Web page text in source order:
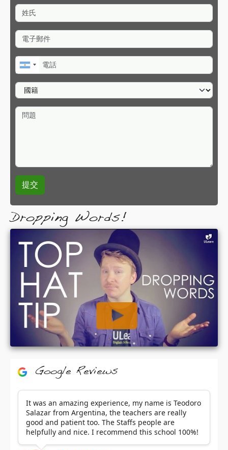
姓氏
電子郵件
電話
國籍
問題
Dropping Words!
Google Reviews
It was an amazing experience, my name is Teodoro
Salazar from Argentina, the teachers are really
good and patient too. The Staffs people are
helpfully and nice. I recommend this school 100%!